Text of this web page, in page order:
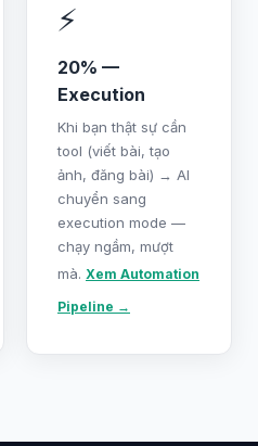
⚡
20% —
Execution
Khi bạn thật sự cần
tool (viết bài, tạo
ảnh, đăng bài) → AI
chuyển sang
execution mode —
chạy ngầm, mượt
mà. Xem Automation
Pipeline →